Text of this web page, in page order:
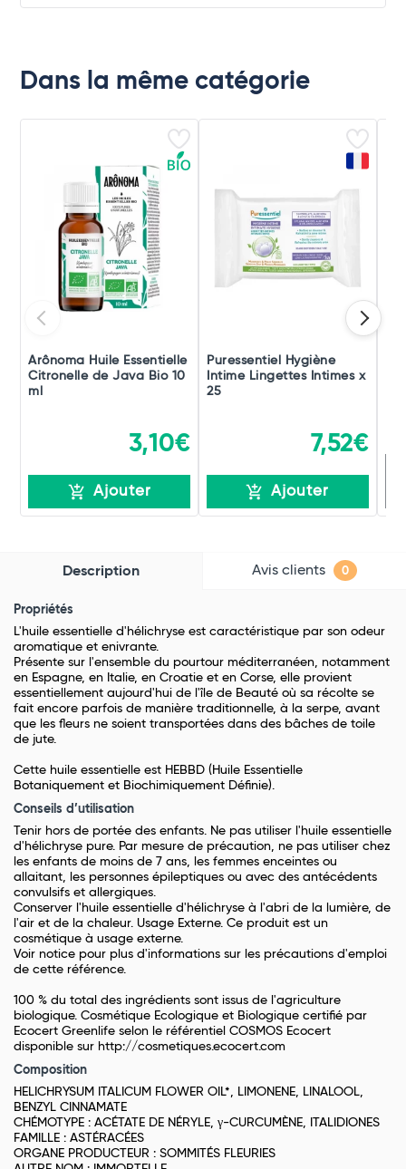
Dans la même catégorie
Arônoma Huile Essentielle
Citronelle de Java Bio 10
ml
3,10€
Ajouter
Puressentiel Hygiène
Intime Lingettes Intimes x
25
7,52€
Ajouter
Description Avis clients 0
Propriétés
L'huile essentielle d'hélichryse est caractéristique par son odeur
aromatique et enivrante.
Présente sur l'ensemble du pourtour méditerranéen, notamment
en Espagne, en Italie, en Croatie et en Corse, elle provient
essentiellement aujourd'hui de l'île de Beauté où sa récolte se
fait encore parfois de manière traditionnelle, à la serpe, avant
que les fleurs ne soient transportées dans des bâches de toile
de jute.
Cette huile essentielle est HEBBD (Huile Essentielle
Botaniquement et Biochimiquement Définie).
Conseils d’utilisation
Tenir hors de portée des enfants. Ne pas utiliser l'huile essentielle
d'hélichryse pure. Par mesure de précaution, ne pas utiliser chez
les enfants de moins de 7 ans, les femmes enceintes ou
allaitant, les personnes épileptiques ou avec des antécédents
convulsifs et allergiques.
Conserver l'huile essentielle d'hélichryse à l'abri de la lumière, de
l'air et de la chaleur. Usage Externe. Ce produit est un
cosmétique à usage externe.
Voir notice pour plus d'informations sur les précautions d'emploi
de cette référence.
100 % du total des ingrédients sont issus de l'agriculture
biologique. Cosmétique Ecologique et Biologique certifié par
Ecocert Greenlife selon le référentiel COSMOS Ecocert
disponible sur http://cosmetiques.ecocert.com
Composition
HELICHRYSUM ITALICUM FLOWER OIL*, LIMONENE, LINALOOL,
BENZYL CINNAMATE
CHÉMOTYPE : ACÉTATE DE NÉRYLE, γ-CURCUMÈNE, ITALIDIONES
FAMILLE : ASTÉRACÉES
ORGANE PRODUCTEUR : SOMMITÉS FLEURIES